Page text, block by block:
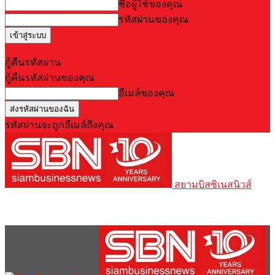
ชื่อผู้ใช้ของคุณ
รหัสผ่านของคุณ
กู้คืนรหัสผ่าน
กู้คืนรหัสผ่านของคุณ
อีเมล์ของคุณ
รหัสผ่านจะถูกอีเมล์ถึงคุณ
สยามบิสซิเนสนิวส์